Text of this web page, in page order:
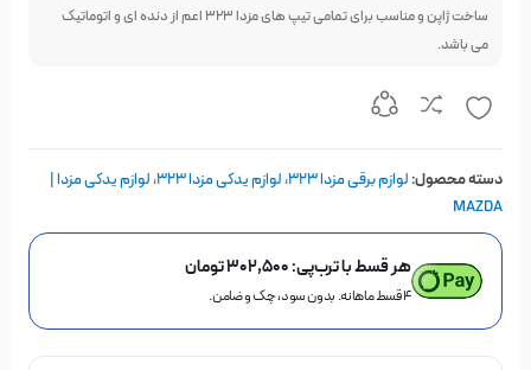
ساخت ژاپن و مناسب برای تمامی تیپ های مزدا 323 اعم از دنده ای و اتوماتیک
می باشد.
دسته محصول:لوازم برقی مزدا 323 ،لوازم یدکی مزدا 323 ،لوازم یدکی مزدا |
MAZDA
هر قسط با ترب‌پی:۳۰۲,۵۰۰تومان
۴ قسط ماهانه. بدون سود، چک و ضامن.